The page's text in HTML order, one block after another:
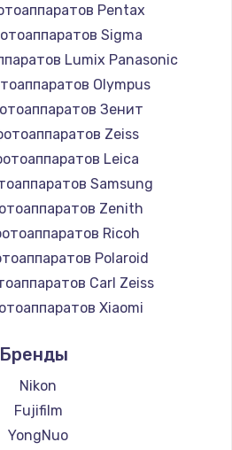
Pentax
Sigma
Lumix Panasonic
Olympus
Зенит
Zeiss
Leica
Samsung
Zenith
Ricoh
Polaroid
Carl Zeiss
Xiaomi
Kodak
Blackmagic
Бренды
Nikon
Fujifilm
YongNuo